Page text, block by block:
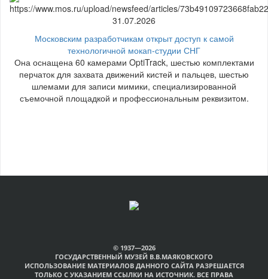
31.07.2026
Московским разработчикам открыт доступ к самой
технологичной мокап-студии СНГ
Она оснащена 60 камерами OptiTrack, шестью комплектами
перчаток для захвата движений кистей и пальцев, шестью
шлемами для записи мимики, специализированной
съемочной площадкой и профессиональным реквизитом.
© 1937—2026
ГОСУДАРСТВЕННЫЙ МУЗЕЙ В.В.МАЯКОВСКОГО
ИСПОЛЬЗОВАНИЕ МАТЕРИАЛОВ ДАННОГО САЙТА РАЗРЕШАЕТСЯ
ТОЛЬКО С УКАЗАНИЕМ ССЫЛКИ НА ИСТОЧНИК. ВСЕ ПРАВА